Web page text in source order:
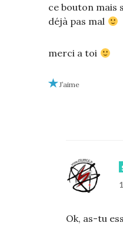
ce bouton mais
déjà pas mal
merci a toi
J’aime
Ok, as-tu